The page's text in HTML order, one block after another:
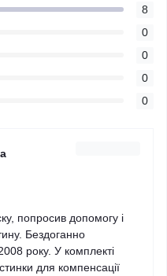
8
0
0
0
0
попросив допомогу і
Бездоганно
року. У комплекті
для компенсації